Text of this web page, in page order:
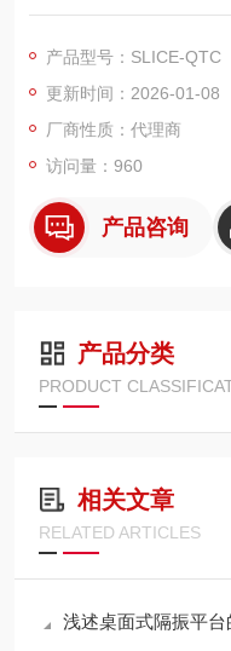
●高达40 W 用户可自定义
●Sub-millikelvin 稳定性
●<2 mK 设定分辨率
●可接受所有的标准AC 线
●大尺寸明亮的触摸显示屏
产品型号：SLICE-QTC
更新时间：2026-01-08
厂商性质：代理商
访问量：960
产品咨询
产品分类
PRODUCT
相关文章
RELATED ARTICLES
浅述桌面式隔振平